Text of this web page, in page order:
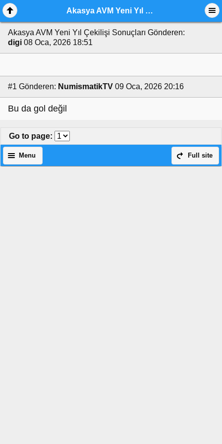
Akasya AVM Yeni Yıl Çekilişi Sonuçları
Akasya AVM Yeni Yıl Çekilişi Sonuçları Gönderen:
digi 08 Oca, 2026 18:51
#1 Gönderen: NumismatikTV 09 Oca, 2026 20:16
Bu da gol değil
Go to page:
Full site
Menu